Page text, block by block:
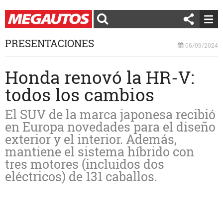
PRESENTACIONES 06/09/2024
Honda renovó la HR-V:
todos los cambios
El SUV de la marca japonesa recibió
en Europa novedades para el diseño
exterior y el interior. Además,
mantiene el sistema híbrido con
tres motores (incluidos dos
eléctricos) de 131 caballos.